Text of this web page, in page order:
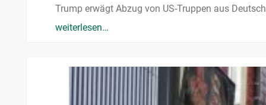
Trump erwägt Abzug von US-Truppen aus
weiterlesen…